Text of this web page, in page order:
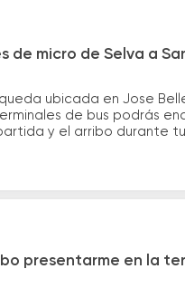
de micro de Selva a
ubicada en Jose
de bus podrás
y el arribo durante
presentarme en la